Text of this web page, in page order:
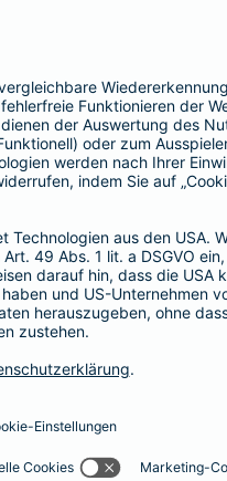
wie die
Barmenia-HYP
HYP kann durch den
Ihre Wünsche reagieren.